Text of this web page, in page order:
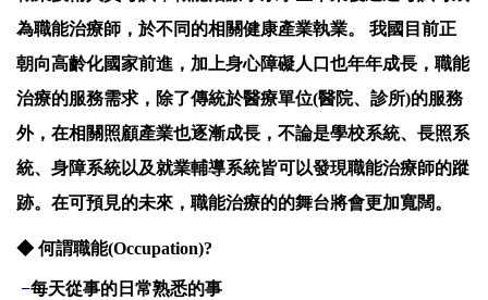
為職能治療師，於不同的相關健康產業執業。 我國目前正
朝向高齡化國家前進，加上身心障礙人口也年年成長，職能
治療的服務需求，除了傳統於醫療單位(醫院、診所)的服務
外，在相關照顧產業也逐漸成長，不論是學校系統、長照系
統、身障系統以及就業輔導系統皆可以發現職能治療師的蹤
跡。在可預見的未來，職能治療的的舞台將會更加寬闊。
◆ 何謂職能(Occupation)?
−每天從事的日常熟悉的事